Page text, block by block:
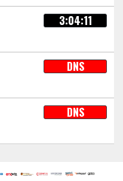
3:04:11
DNS
DNS